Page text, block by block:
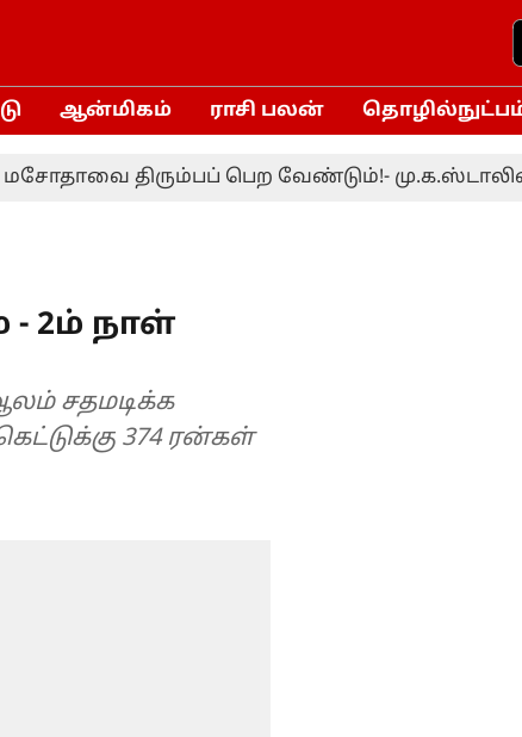
ஆன்மிகம் ராசி பலன்
திரும்பப் பெற வேண்டும்!- மு.க.ஸ்டாலின்
2ம் நாள்
சதமடிக்க
374 ரன்கள்